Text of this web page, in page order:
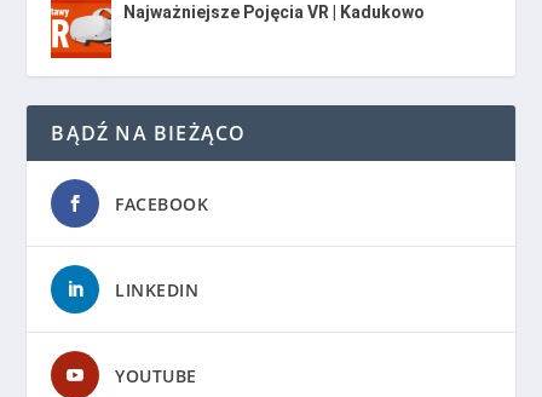
Najważniejsze Pojęcia VR | Kadukowo
BĄDŹ NA BIEŻĄCO
FACEBOOK
LINKEDIN
YOUTUBE